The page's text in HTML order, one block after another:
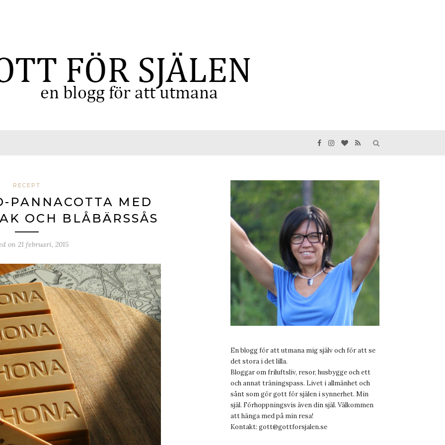
RECEPT
PANNACOTTA MED
OCH BLÅBÄRSSÅS
on 21 februari, 2015
En blogg för att utmana mig själv och för att se
det stora i det lilla.
Bloggar om friluftsliv, resor, husbygge och ett
och annat träningspass. Livet i allmänhet och
sånt som gör gott för själen i synnerhet. Min
själ. Förhoppningsvis även din själ. Välkommen
att hänga med på min resa!
Kontakt: gott@gottforsjalen.se